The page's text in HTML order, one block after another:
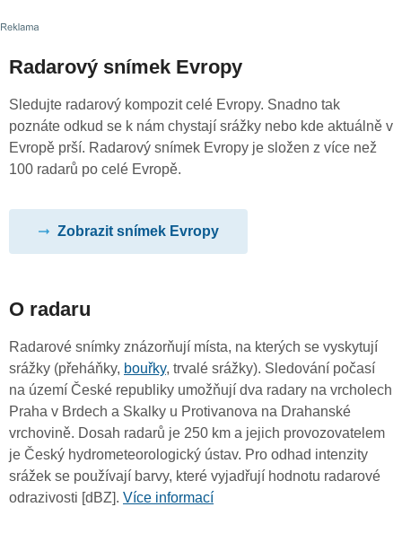
Radarový snímek Evropy
Sledujte radarový kompozit celé Evropy. Snadno tak
poznáte odkud se k nám chystají srážky nebo kde aktuálně v
Evropě prší. Radarový snímek Evropy je složen z více než
100 radarů po celé Evropě.
Zobrazit snímek Evropy
O radaru
Radarové snímky znázorňují místa, na kterých se vyskytují
srážky (přeháňky, bouřky, trvalé srážky). Sledování počasí
na území České republiky umožňují dva radary na vrcholech
Praha v Brdech a Skalky u Protivanova na Drahanské
vrchovině. Dosah radarů je 250 km a jejich provozovatelem
je Český hydrometeorologický ústav. Pro odhad intenzity
srážek se používají barvy, které vyjadřují hodnotu radarové
odrazivosti [dBZ]. Více informací